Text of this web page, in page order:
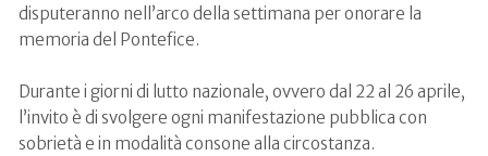
disputeranno nell’arco della settimana per onorare la
memoria del Pontefice.
Durante i giorni di lutto nazionale, ovvero dal 22 al 26 aprile,
l’invito è di svolgere ogni manifestazione pubblica con
sobrietà e in modalità consone alla circostanza.